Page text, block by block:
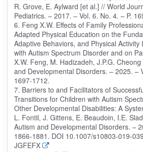
R. Grove, E. Aylward [et al.] // World
Pediatrics. – 2017. – Vol. 6. No. 4. – P.
6. Feng X.W. Effects of Family
Adapted Physical Education on the
Adaptive Behaviors, and Physical Activity
with Autism Spectrum Disorder and on
X.W. Feng, M. Hadizadeh, J.P.G.
and Developmental Disorders. – 2025. –
1697-1712.
7. Barriers to and Facilitators of
Transitions for Children with Autism
Other Developmental Disabilities: A
L. Fontil, J. Gittens, E. Beaudoin, I.E.
Autism and Developmental Disorders. –
1866-1881. DOI 10.1007/s10803-019-
JGFEFX